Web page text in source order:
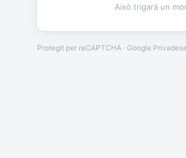
Això trigarà un
Protegit per reCAPTCHA · Google Privadesa